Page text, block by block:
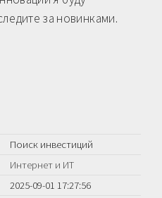
за новинками.
Поиск инвестиций
Интернет и ИТ
2025-09-01 17:27:56